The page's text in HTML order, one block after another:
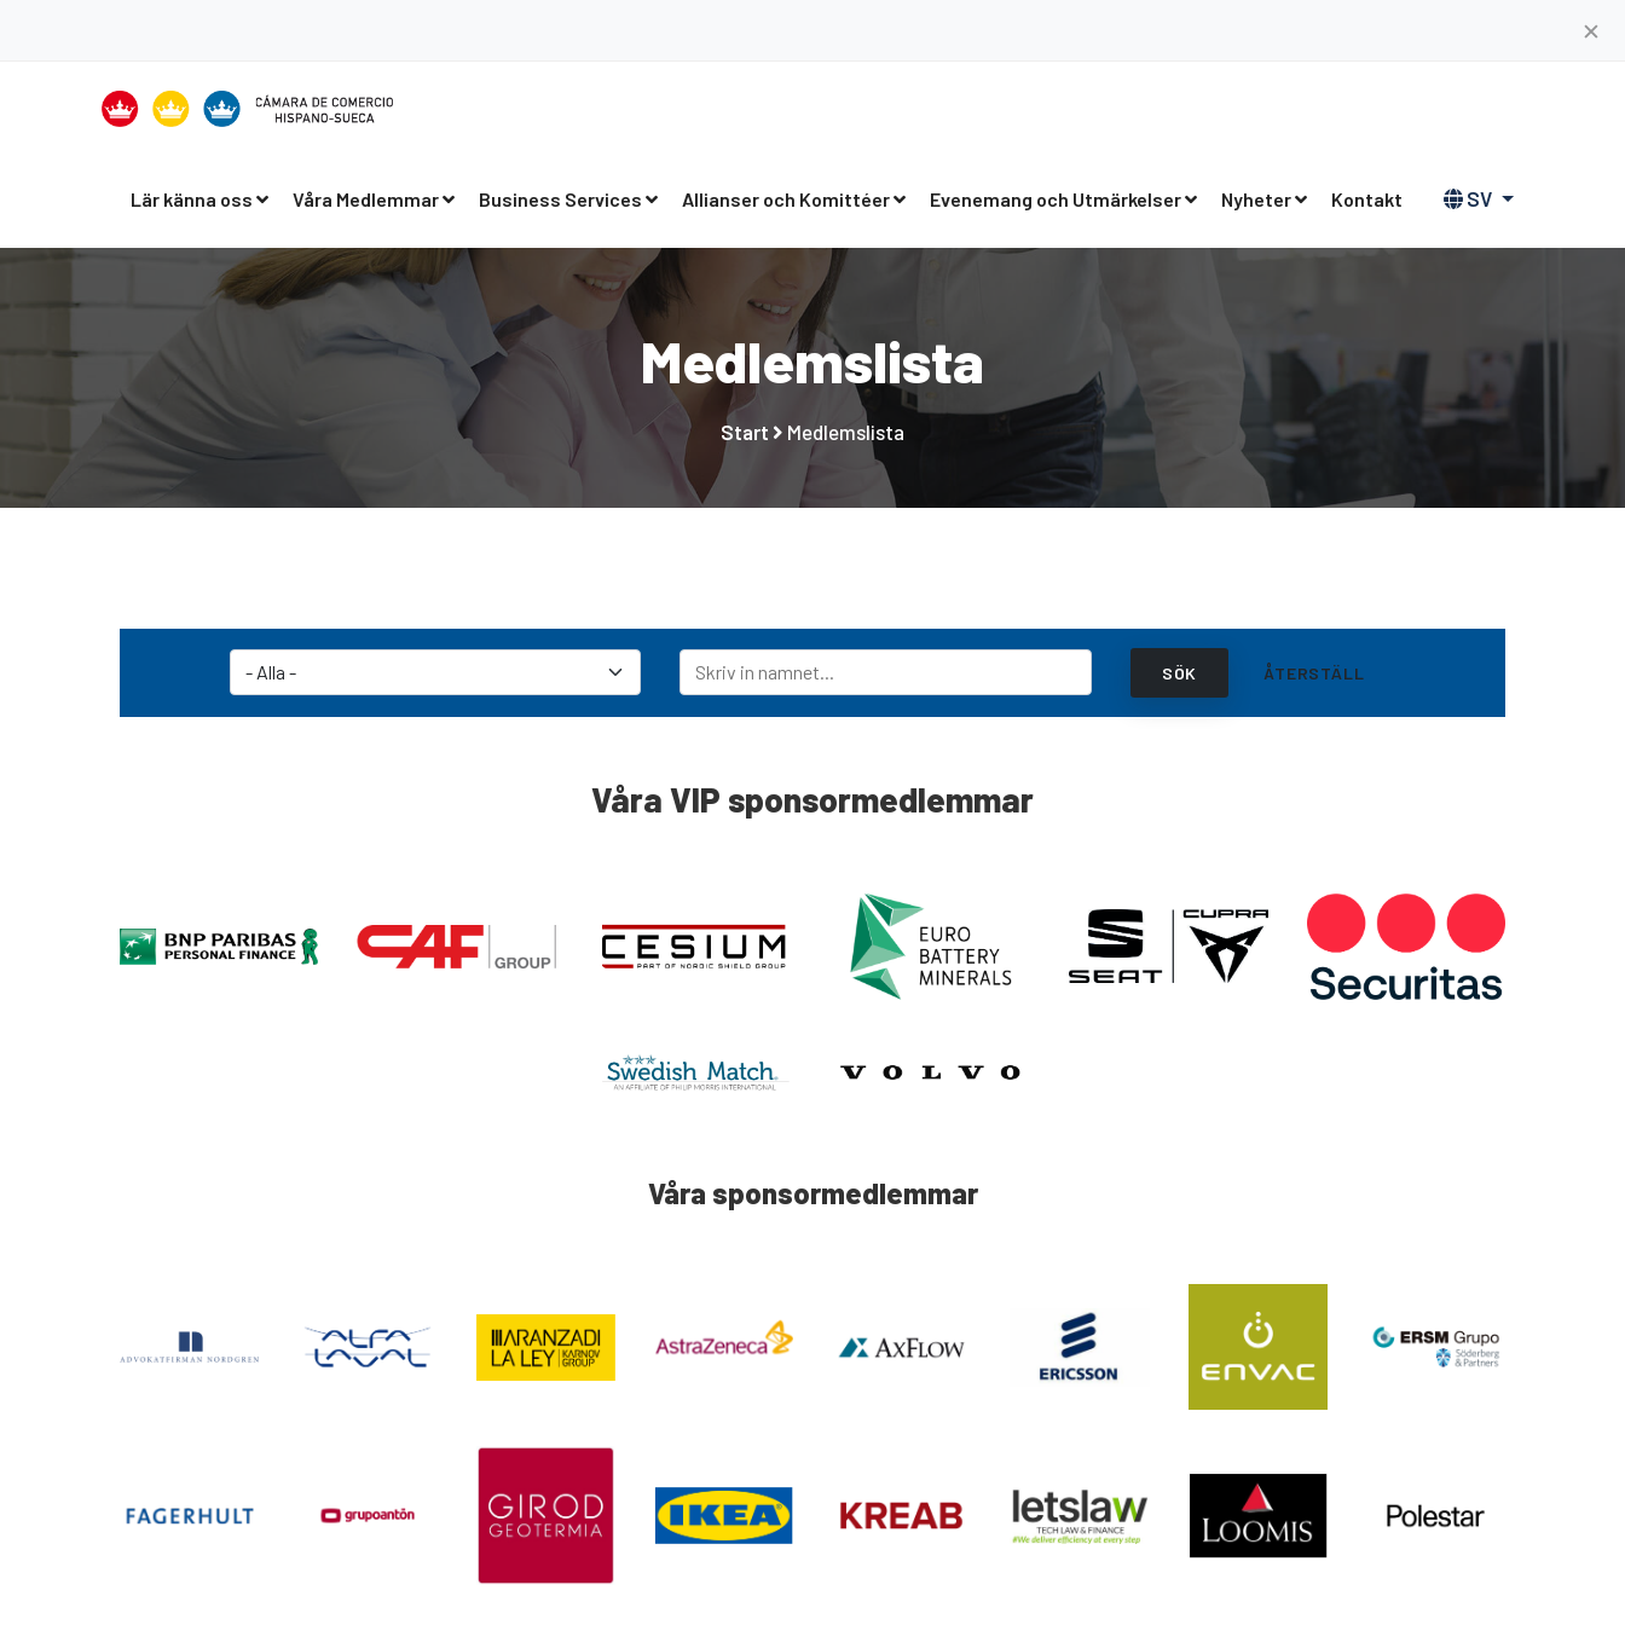
✕
Lär känna oss Våra Medlemmar Business Services Allianser och Komittéer Evenemang och Utmärkelser Nyheter Kontakt SV
Medlemslista
Start Medlemslista
SÖK ÅTERSTÄLL
Våra VIP sponsormedlemmar
Våra sponsormedlemmar